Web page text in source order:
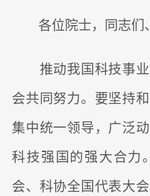
各位院士，同志们
推动我国科技事业
会共同努力。要坚持
集中统一领导，广泛
科技强国的强大合力
会、科协全国代表大